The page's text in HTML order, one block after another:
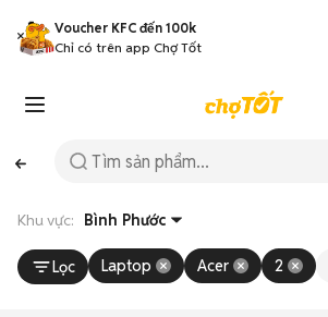
Voucher KFC đến 100k
Chỉ có trên app Chợ Tốt
Khu vực: Bình Phước
Lọc Laptop Acer 2